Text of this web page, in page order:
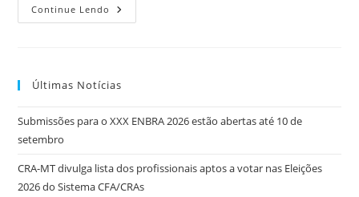
Continue Lendo Comissão
ADM
Conversa
De
E
Saúde
Mental
Últimas Notícias
Submissões para o XXX ENBRA 2026 estão abertas até 10 de
setembro
CRA-MT divulga lista dos profissionais aptos a votar nas Eleições
2026 do Sistema CFA/CRAs